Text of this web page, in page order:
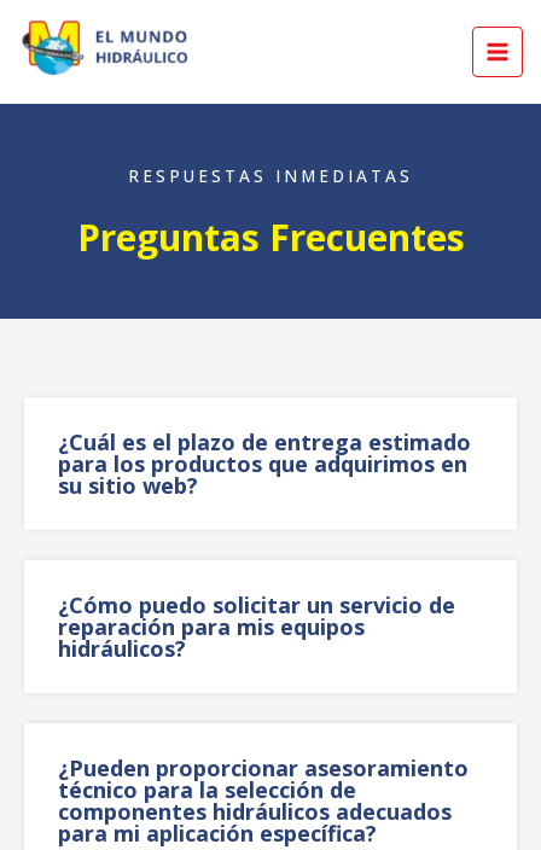
content
RESPUESTAS INMEDIATAS
Preguntas Frecuentes
¿Cuál es el plazo de entrega estimado
para los productos que adquirimos en
su sitio web?
¿Cómo puedo solicitar un servicio de
reparación para mis equipos
hidráulicos?
¿Pueden proporcionar asesoramiento
técnico para la selección de
componentes hidráulicos adecuados
para mi aplicación específica?